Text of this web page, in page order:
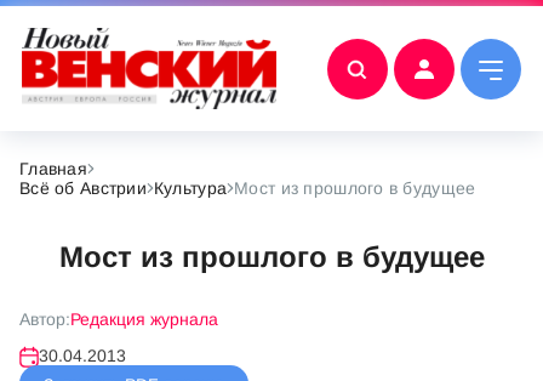
Главная
Всё об Австрии Культура Мост из прошлого в будущее
Мост из прошлого в будущее
Автор:Редакция журнала
30.04.2013